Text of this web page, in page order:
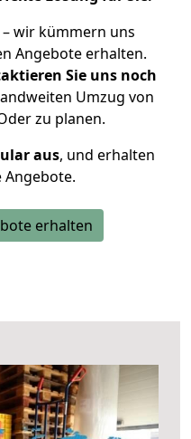
– wir kümmern uns
Angebote erhalten.
Sie uns noch
Umzug von
zu planen.
aus, und erhalten
Angebote.
erhalten